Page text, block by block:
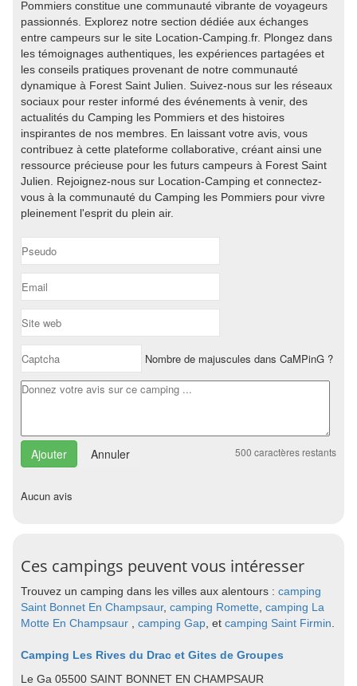
Pommiers constitue une communauté vibrante de voyageurs
passionnés. Explorez notre section dédiée aux échanges
entre campeurs sur le site Location-Camping.fr. Plongez dans
les témoignages authentiques, les expériences partagées et
les conseils pratiques provenant de notre communauté
dynamique à Forest Saint Julien. Suivez-nous sur les réseaux
sociaux pour rester informé des événements à venir, des
actualités du Camping les Pommiers et des histoires
inspirantes de nos membres. En laissant votre avis, vous
contribuez à cette plateforme collaborative, créant ainsi une
ressource précieuse pour les futurs campeurs à Forest Saint
Julien. Rejoignez-nous sur Location-Camping et connectez-
vous à la communauté du Camping les Pommiers pour vivre
pleinement l'esprit du plein air.
Nombre de majuscules dans CaMPinG ?
Annuler 500 caractères restants
Aucun avis
Ces campings peuvent vous intéresser
Trouvez un camping dans les villes aux alentours : camping
Saint Bonnet En Champsaur, camping Romette camping La
Motte En Champsaur
camping Gap , et camping Saint Firmin
Camping Les Rives du Drac et Gites de Groupes
Le Ga 05500 SAINT BONNET EN CHAMPSAUR